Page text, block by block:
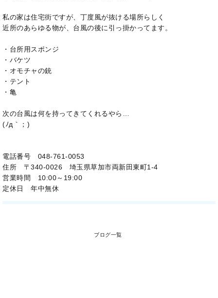
私の家は住宅街ですが、丁度風が抜ける場所らしく
近所のあらゆる物が、台風の後に引っ掛かってます。
・台所用スポンジ
・バケツ
・オモチャの銃
・テント
・亀
次の台風は何を持ってきてくれるやら…
(ﾉд｀；)
電話番号 048-761-0053
住所 〒340-0026 埼玉県草加市両新田東町1-4
営業時間 10:00～19:00
定休日 年中無休
ブログ一覧